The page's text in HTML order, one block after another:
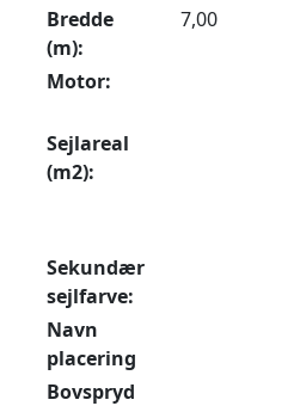
Bredde
(m):
7,00
Motor:
Sejlareal
(m2):
Sekundær
sejlfarve:
Navn
placering
Bovspryd